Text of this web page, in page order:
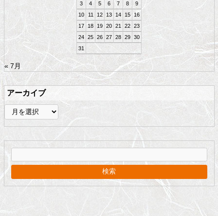
3
4 5 6 7 8
9
10
11 12 13 14 15
16
17
18 19 20 21 22 23
24 25 26 27 28 29 30
31
« 7月
アーカイブ
ア
ー
カ
イ
ブ